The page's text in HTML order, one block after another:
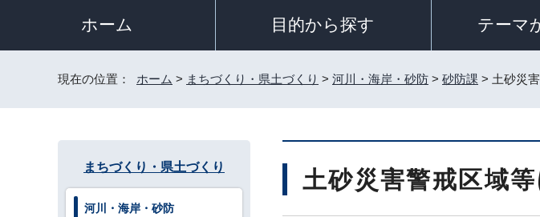
ホーム 目的から探す テーマ
現在の位置： ホーム > まちづくり・県土づくり > 河川・海岸・砂防 > 砂防課 > 土砂災
土砂災害警戒区域
まちづくり・県土づくり
河川・海岸・砂防